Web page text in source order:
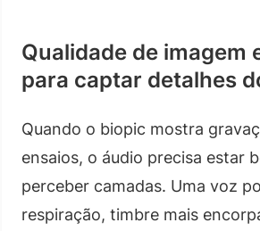
Qualidade de imagem
para captar detalhes
Quando o biopic mostra
ensaios, o áudio precisa estar
perceber camadas. Uma voz
respiração, timbre mais